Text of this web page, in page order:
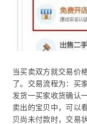
当买卖双方就交易价
了。交易流程为：买
发货一买家收货确认
卖出的宝贝中，可以
贝尚未付款时，交易